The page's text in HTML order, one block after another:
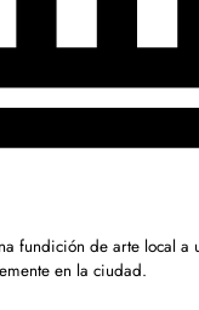
fundición de arte local a
en la ciudad.